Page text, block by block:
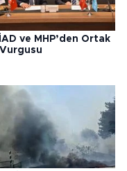
ve MHP’den Ortak